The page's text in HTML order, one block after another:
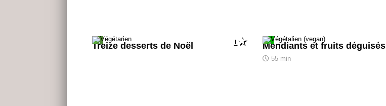
Treize desserts de Noël 1 Mendiants et fruits déguisés
55 min